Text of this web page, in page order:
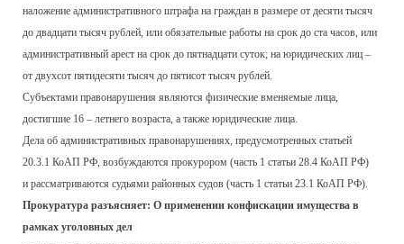
наложение административного штрафа на граждан в размере от десяти тысяч
до двадцати тысяч рублей, или обязательные работы на срок до ста часов, или
административный арест на срок до пятнадцати суток; на юридических лиц –
от двухсот пятидесяти тысяч до пятисот тысяч рублей.
Субъектами правонарушения являются физические вменяемые лица,
достигшие 16 – летнего возраста, а также юридические лица.
Дела об административных правонарушениях, предусмотренных статьей
20.3.1 КоАП РФ, возбуждаются прокурором (часть 1 статьи 28.4 КоАП РФ)
и рассматриваются судьями районных судов (часть 1 статьи 23.1 КоАП РФ).
Прокуратура разъясняет: О применении конфискации имущества в
рамках уголовных дел